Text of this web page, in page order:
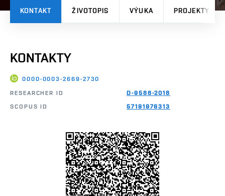
KONTAKT ŽIVOTOPIS VÝUKA PROJEKTY
KONTAKTY
0000-0003-2669-2730
RESEARCHER ID
D-9588-2018
SCOPUS ID
57191976313